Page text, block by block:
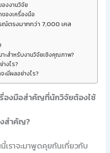
องงานวิจัย
องเครื่องมือ
ตรงมากกว่า 7,000 เคส
าะสำหรับงานวิจัยเชิงคุณภาพ?
างไร?
ะมีผลอย่างไร?
องมือสำคัญที่นักวิจัยต้องใช้
งสำคัญ?
ราจะมาพูดคุยกันเกี่ยวกับ